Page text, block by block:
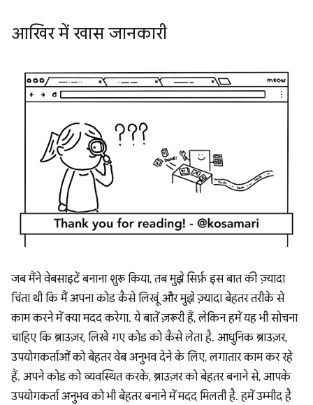
आखिर में खास जानकारी
जब मैंने वेबसाइटें बनाना शुरू किया, तब मुझे सिर्फ़ इस बात की ज़्यादा
चिंता थी कि मैं अपना कोड कैसे लिखूं और मुझे ज़्यादा बेहतर तरीके से
काम करने में क्या मदद करेगा. ये बातें ज़रूरी हैं, लेकिन हमें यह भी सोचना
चाहिए कि ब्राउज़र, लिखे गए कोड को कैसे लेता है. आधुनिक ब्राउज़र,
उपयोगकर्ताओं को बेहतर वेब अनुभव देने के लिए, लगातार काम कर रहे
हैं. अपने कोड को व्यवस्थित करके, ब्राउज़र को बेहतर बनाने से, आपके
उपयोगकर्ता अनुभव को भी बेहतर बनाने में मदद मिलती है. हमें उम्मीद है